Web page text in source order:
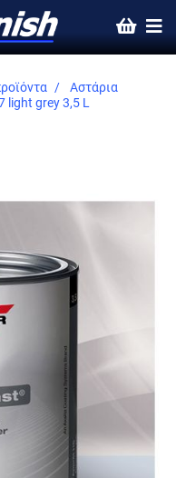
Αστάρια
light grey 3,5 L